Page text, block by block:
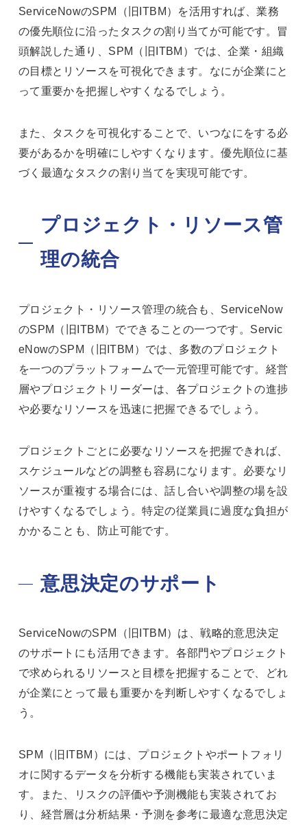
ServiceNowのSPM（旧ITBM）を活用すれば、業務
の優先順位に沿ったタスクの割り当てが可能です。冒
頭解説した通り、SPM（旧ITBM）では、企業・組織
の目標とリソースを可視化できます。なにが企業にと
って重要かを把握しやすくなるでしょう。
また、タスクを可視化することで、いつなにをする必
要があるかを明確にしやすくなります。優先順位に基
づく最適なタスクの割り当てを実現可能です。
プロジェクト・リソース管
理の統合
プロジェクト・リソース管理の統合も、ServiceNow
のSPM（旧ITBM）でできることの一つです。Servic
eNowのSPM（旧ITBM）では、多数のプロジェクト
を一つのプラットフォームで一元管理可能です。経営
層やプロジェクトリーダーは、各プロジェクトの進捗
や必要なリソースを迅速に把握できるでしょう。
プロジェクトごとに必要なリソースを把握できれば、
スケジュールなどの調整も容易になります。必要なリ
ソースが重複する場合には、話し合いや調整の場を設
けやすくなるでしょう。特定の従業員に過度な負担が
かかることも、防止可能です。
意思決定のサポート
ServiceNowのSPM（旧ITBM）は、戦略的意思決定
のサポートにも活用できます。各部門やプロジェクト
で求められるリソースと目標を把握することで、どれ
が企業にとって最も重要かを判断しやすくなるでしょ
う。
SPM（旧ITBM）には、プロジェクトやポートフォリ
オに関するデータを分析する機能も実装されていま
す。また、リスクの評価や予測機能も実装されてお
り、経営層は分析結果・予測を参考に最適な意思決定